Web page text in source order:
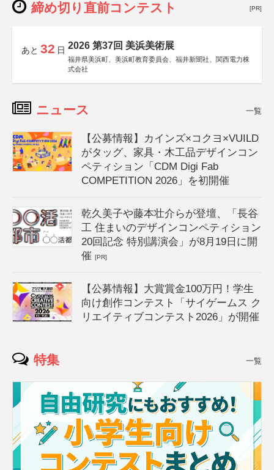
締め切り直前コンテスト [PR]
あと 32 日 2026 第37回 美浜美術展
福井県美浜町、美浜町教育委員会、福井新聞社、関西電力株
式会社
ニュース 一覧
【公募情報】カインズ×コクヨ×VUILD
がタッグ、家具・木工品デザインコン
ペティション「CDM Digi Fab
COMPETITION 2026」を初開催
乾久美子や藤本壮介らが登壇、「長谷
工 住まいのデザインコンペティション
20回記念 特別講演会」が8月19日に開
催[PR]
【公募情報】大賞賞金100万円！学生
向け創作コンテスト「サイゲームス ク
リエイティブコンテスト2026」が開催
特集 一覧